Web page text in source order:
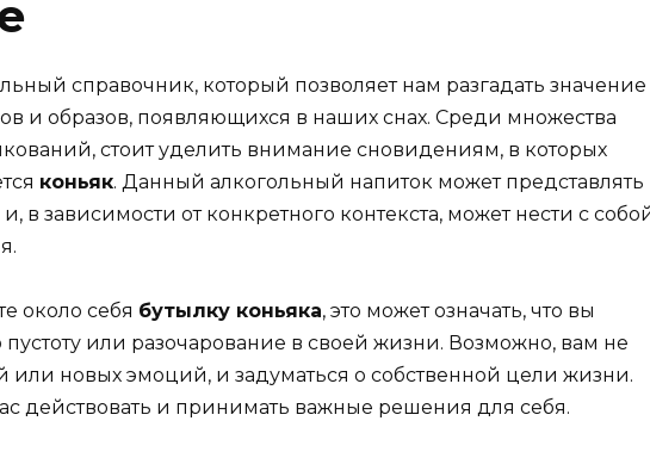
справочник, который позволяет нам разгадать значение
и образов, появляющихся в наших снах. Среди множества
стоит уделить внимание сновидениям, в которых
коньяк. Данный алкогольный напиток может представлять
в зависимости от конкретного контекста, может нести с
около себя бутылку коньяка, это может означать, что вы
или разочарование в своей жизни. Возможно, вам не
или новых эмоций, и задуматься о собственной цели жизни.
действовать и принимать важные решения для себя.